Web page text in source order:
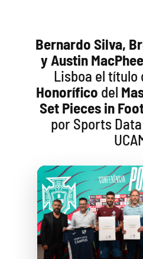
Bernardo Silva,
y Austin MacPhee
Lisboa el título
Honorífico del
Set Pieces in
por Sports